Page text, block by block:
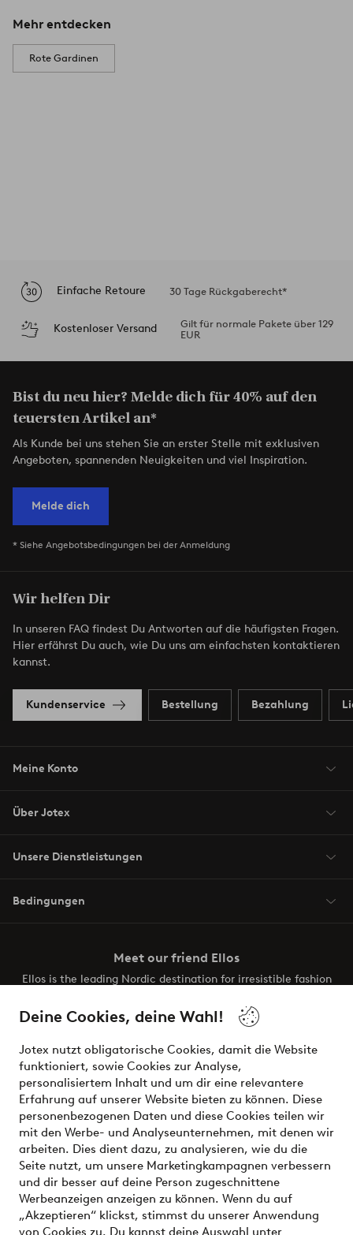
Deine Cookies, deine Wahl!
Jotex nutzt obligatorische Cookies, damit die Website
funktioniert, sowie Cookies zur Analyse,
personalisiertem Inhalt und um dir eine relevantere
Erfahrung auf unserer Website bieten zu können. Diese
personenbezogenen Daten und diese Cookies teilen wir
mit den Werbe- und Analyseunternehmen, mit denen wir
arbeiten. Dies dient dazu, zu analysieren, wie du die
Seite nutzt, um unsere Marketingkampagnen verbessern
und dir besser auf deine Person zugeschnittene
Werbeanzeigen anzeigen zu können. Wenn du auf
„Akzeptieren“ klickst, stimmst du unserer Anwendung
von Cookies zu. Du kannst deine Auswahl unter
Mehr entdecken
Rote Gardinen
Einfache Retoure 30 Tage Rückgaberecht*
Kostenloser Versand
Gilt für normale Pakete über 129
EUR
Bist du neu hier? Melde dich für 40% auf den
teuersten Artikel an*
Als Kunde bei uns stehen Sie an erster Stelle mit exklusiven
Angeboten, spannenden Neuigkeiten und viel Inspiration.
Melde dich
* Siehe Angebotsbedingungen bei der Anmeldung
Wir helfen Dir
In unseren FAQ findest Du Antworten auf die häufigsten Fragen.
Hier erfährst Du auch, wie Du uns am einfachsten kontaktieren
kannst.
Kundenservice Bestellung Bezahlung
Meine Konto
Über Jotex
Unsere Dienstleistungen
Bedingungen
Meet our friend Ellos
Ellos is the leading Nordic destination for irresistible fashion
the latest trends, curated to make finding your next look
effortless. It’s all here.
Visit Ellos
Sichere Zahlungen - Jetzt bezahlen oder aufteilen
Möchtest du mehr über unsere
Zahlungsmöglichkeitenerfahren?